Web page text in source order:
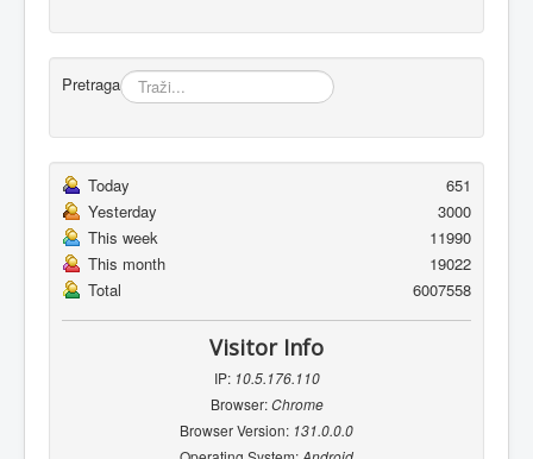
Pretraga
Today
651
Yesterday
3000
This week
11990
This month
19022
Total
6007558
Visitor Info
IP: 10.5.176.110
Browser:Chrome
Browser Version: 131.0.0.0